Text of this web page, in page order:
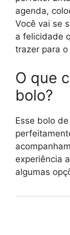
agenda,
Você vai se
a felicidade
trazer para
O que
bolo?
Esse bolo
experiência
algumas